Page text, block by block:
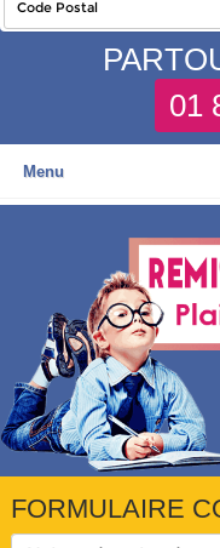
01
Menu
FORMULAIRE